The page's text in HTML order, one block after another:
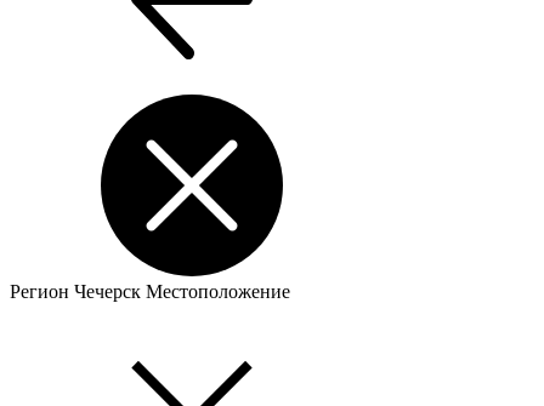
Регион Чечерск Местоположение